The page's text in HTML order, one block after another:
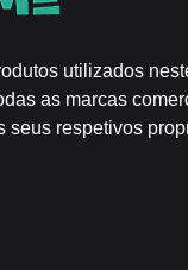
utilizados
as marcas
seus respetivos